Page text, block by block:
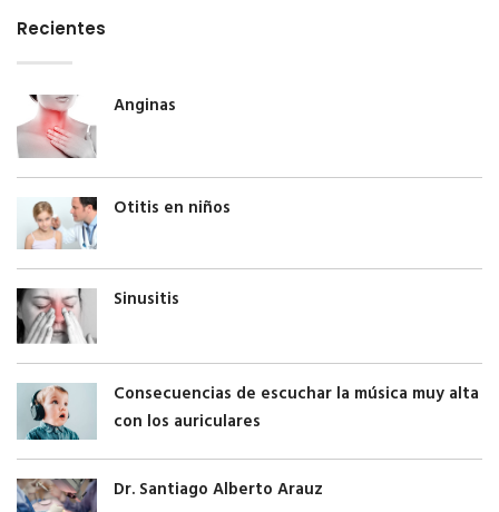
Recientes
Anginas
Otitis en niños
Sinusitis
Consecuencias de escuchar la música muy alta
con los auriculares
Dr. Santiago Alberto Arauz